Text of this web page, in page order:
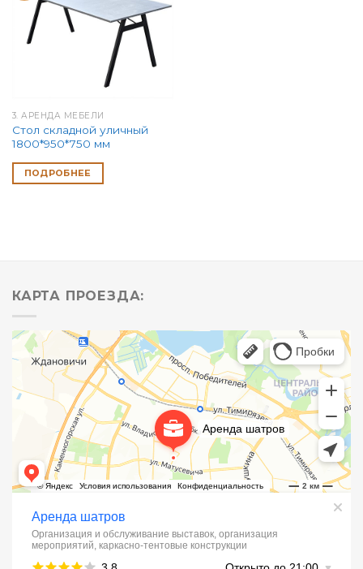
3. АРЕНДА МЕБЕЛИ
Стол складной уличный
1800*950*750 мм
ПОДРОБНЕЕ
КАРТА ПРОЕЗДА: